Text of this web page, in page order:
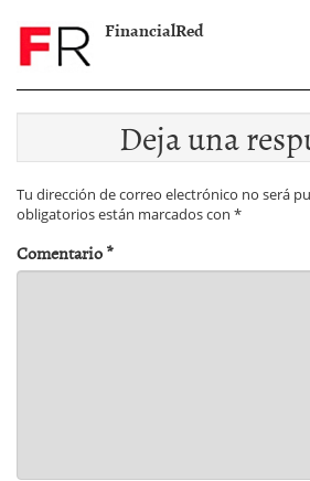
FinancialRed
Deja una
Tu dirección de correo electrónico no será
obligatorios están marcados con *
Comentario*